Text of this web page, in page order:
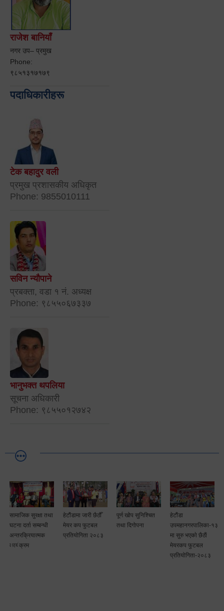
राजेश बानियाँ
नगर उप– प्रमुख
Phone:
९८५१३१७१७९
पदाधिकारीहरू
टेक बहादुर वली
प्रमुख प्रशासकीय अधिकृत
Phone: 9855010111
सविन न्यौपाने
प्रबक्ता, वडा १ नं. अध्यक्ष
Phone: ९८५५०६७३३७
भानुभक्त थपलिया
सूचना अधिकारी
Phone: ९८५५०१२७४२
सामाजिक सुरक्षा तथा
घटना दर्ता सम्बन्धी
अन्तरक्रियात्मक
कार्यक्रम
हेटौंडामा जारी छैठौँ
मेयर कप फुटबल
प्रतियोगिता २०८३
पूर्ण खोप सुनिश्चित
तथा दिगोपना
हेटौंडा
उपमहानगरपालिका-१३
मा सुरु भएकाे छैठाैं
मेयरकप फुटबल
प्रतियोगिता-२०८३